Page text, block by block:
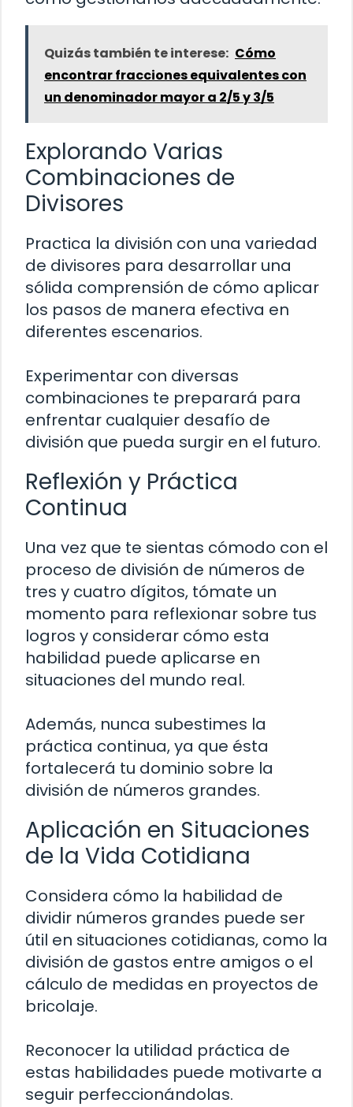
Quizás también te interese: Cómo
encontrar fracciones equivalentes con
un denominador mayor a 2/5 y 3/5
Explorando Varias
Combinaciones de
Divisores
Practica la división con una variedad
de divisores para desarrollar una
sólida comprensión de cómo aplicar
los pasos de manera efectiva en
diferentes escenarios.
Experimentar con diversas
combinaciones te preparará para
enfrentar cualquier desafío de
división que pueda surgir en el futuro.
Reflexión y Práctica
Continua
Una vez que te sientas cómodo con el
proceso de división de números de
tres y cuatro dígitos, tómate un
momento para reflexionar sobre tus
logros y considerar cómo esta
habilidad puede aplicarse en
situaciones del mundo real.
Además, nunca subestimes la
práctica continua, ya que ésta
fortalecerá tu dominio sobre la
división de números grandes.
Aplicación en Situaciones
de la Vida Cotidiana
Considera cómo la habilidad de
dividir números grandes puede ser
útil en situaciones cotidianas, como la
división de gastos entre amigos o el
cálculo de medidas en proyectos de
bricolaje.
Reconocer la utilidad práctica de
estas habilidades puede motivarte a
seguir perfeccionándolas.